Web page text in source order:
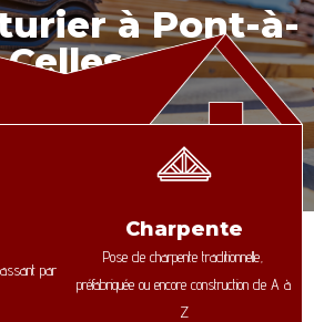
à Pont-à-
Celles
par
Charpente
Pose de charpente traditionnelle,
préfabriquée ou encore construction de A à
Z